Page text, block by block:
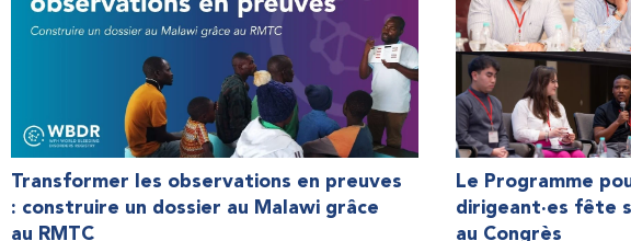
par développer des problèmes très graves aux
lorsque Fendi a commencé à recevoir des dons de
Programme d’aide humanitaire de la Fédération
qu’il a retrouvé l’espoir d’une vie meilleure.
Transformer les observations en preuves
: construire un dossier au Malawi grâce
au RMTC
Le Programme
dirigeant·es fête
au Congrès